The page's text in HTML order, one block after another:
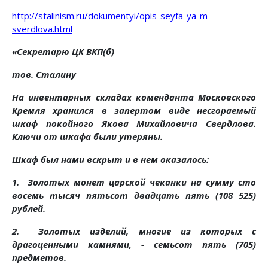
http://stalinism.ru/dokumentyi/opis-seyfa-ya-m-
sverdlova.html
«Секретарю ЦК ВКП(б)
тов. Сталину
На инвентарных складах коменданта Московского
Кремля хранился в запертом виде несгораемый
шкаф покойного Якова Михайловича Свердлова.
Ключи от шкафа были утеряны.
Шкаф был нами вскрыт и в нем оказалось:
1. Золотых монет царской чеканки на сумму сто
восемь тысяч пятьсот двадцать пять (108 525)
рублей.
2. Золотых изделий, многие из которых с
драгоценными камнями, - семьсот пять (705)
предметов.